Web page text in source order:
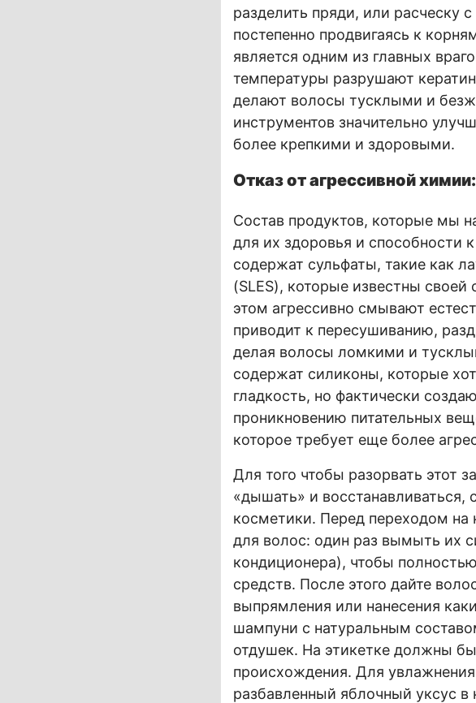
разделить пряди, или расческу
постепенно продвигаясь к
является одним из главных
температуры разрушают
делают волосы тусклыми и
инструментов значительно
более крепкими и здоровыми.
Отказ от агрессивной
Состав продуктов, которые мы
для их здоровья и способности
содержат сульфаты, такие как
(SLES), которые известны
этом агрессивно смывают
приводит к пересушиванию,
делая волосы ломкими и
содержат силиконы, которые
гладкость, но фактически
проникновению питательных
которое требует еще более
Для того чтобы разорвать этот
«дышать» и восстанавливаться,
косметики. Перед переходом на
для волос: один раз вымыть их
кондиционера), чтобы
средств. После этого дайте
выпрямления или нанесения
шампуни с натуральным
отдушек. На этикетке должны
происхождения. Для
разбавленный яблочный уксус в